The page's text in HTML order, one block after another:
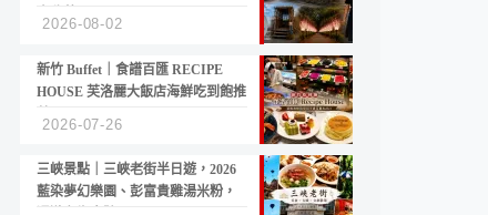
2026-08-02
新竹 Buffet｜食譜百匯 RECIPE
HOUSE 芙洛麗大飯店海鮮吃到飽推
2026-07-26
三峽景點｜三峽老街半日遊，2026
藍染夢幻樂園、彭富貴雞湯米粉，